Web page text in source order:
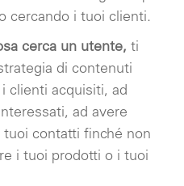
cercando i tuoi clienti.
cerca un utente, ti
di contenuti
clienti acquisiti, ad
ad avere
tuoi contatti finché non
i tuoi prodotti o i tuoi